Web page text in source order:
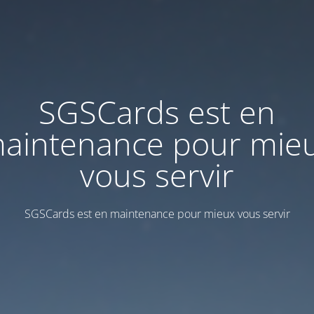
SGSCards est en
pour
vous servir
SGSCards est en maintenance pour mieux vous servir